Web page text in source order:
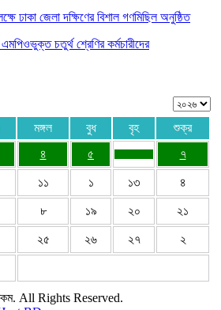
ঢাকা জেলা দক্ষিণের বিশাল গণমিছিল অনুষ্ঠিত
চতুর্থ শ্রেণির কর্মচারীদের
মঙ্গল বুধ বৃহ
শুক্র
৪ ৫ ৭
১১ ১ ১৩ ৪
৮ ১৯ ২০ ২১
২৫ ২৬ ২৭ ২
All Rights Reserved.